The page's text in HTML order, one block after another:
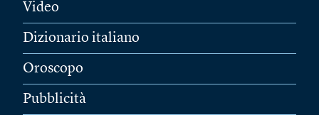
Video
Dizionario italiano
Oroscopo
Pubblicità